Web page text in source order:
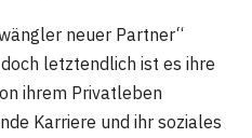
neuer Partner“
letztendlich ist es ihre
ihrem Privatleben
Karriere und ihr soziales